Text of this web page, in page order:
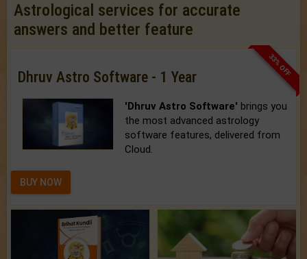
Astrological services for accurate
answers and better feature
33% OFF
Dhruv Astro Software - 1 Year
'Dhruv Astro Software' brings you
the most advanced astrology
software features, delivered from
Cloud.
BUY NOW